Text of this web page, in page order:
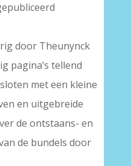
door Theunynck
pagina’s tellend
met een kleine
en uitgebreide
de ontstaans- en
de bundels door